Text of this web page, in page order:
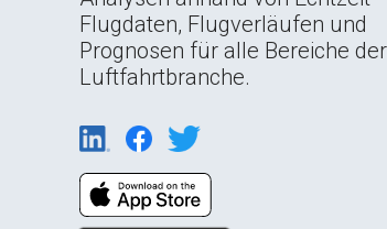
Flugdaten, Flugverläufen und
Prognosen für alle Bereiche der
Luftfahrtbranche.